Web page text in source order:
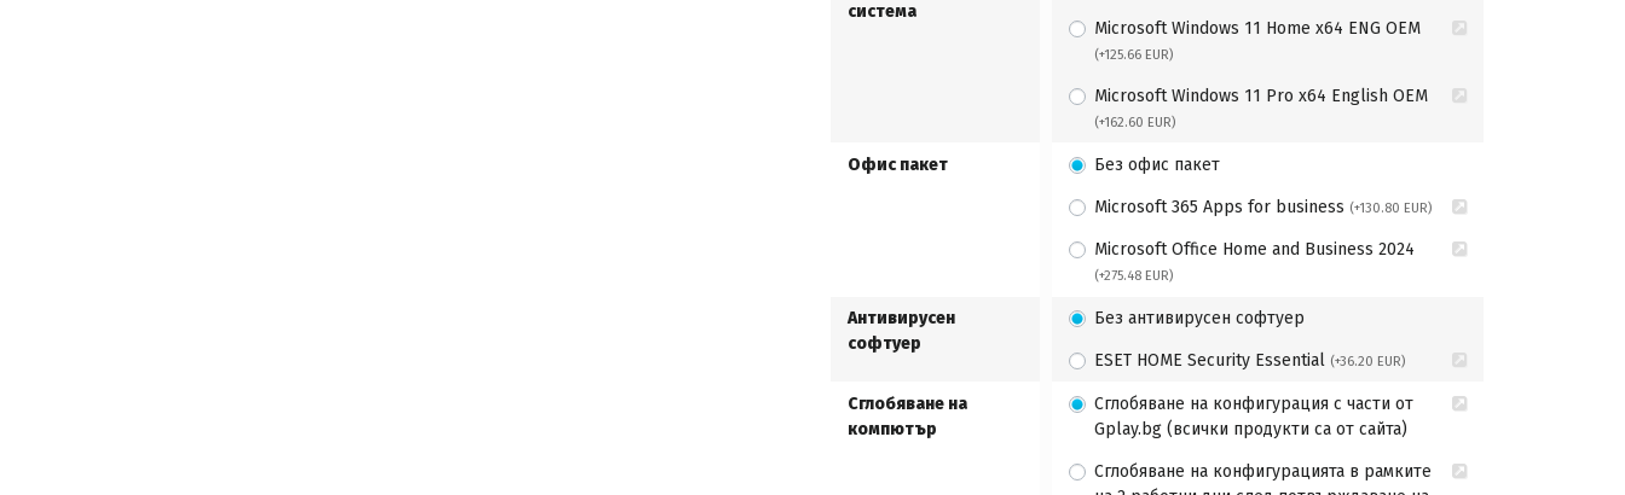
система
Microsoft Windows 11 Home x64 ENG OEM
(+125.66 EUR)
Microsoft Windows 11 Pro x64 English OEM
(+162.60 EUR)
Офис пакет Без офис пакет
Microsoft 365 Apps for business (+130.80 EUR)
Microsoft Office Home and Business 2024
(+275.48 EUR)
Антивирусен
софтуер
Без антивирусен софтуер
ESET HOME Security Essential (+36.20 EUR)
Сглобяване на
компютър
Сглобяване на конфигурация с части от
Gplay.bg (всички продукти са от сайта)
Сглобяване на конфигурацията в рамките